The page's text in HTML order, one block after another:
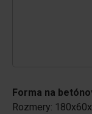
Forma na
Rozmery: